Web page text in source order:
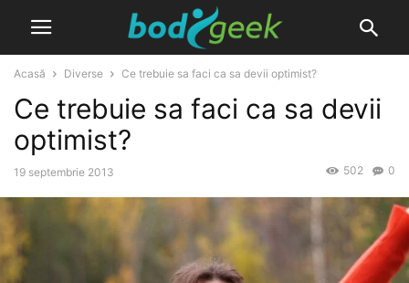
Acasă Diverse Ce trebuie sa faci ca sa devii optimist?
Ce trebuie sa faci ca sa devii
optimist?
19 septembrie 2013 0
502